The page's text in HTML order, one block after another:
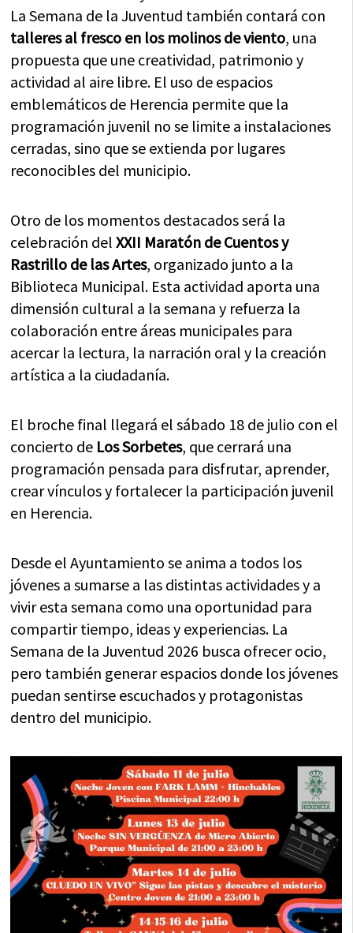
La Semana de la Juventud también contará con
talleres al fresco en los molinos de viento, una
propuesta que une creatividad, patrimonio y
actividad al aire libre. El uso de espacios
emblemáticos de Herencia permite que la
programación juvenil no se limite a instalaciones
cerradas, sino que se extienda por lugares
reconocibles del municipio.
Otro de los momentos destacados será la
celebración delXXII Maratón de Cuentos y
Rastrillo de las Artes, organizado junto a la
Biblioteca Municipal. Esta actividad aporta una
dimensión cultural a la semana y refuerza la
colaboración entre áreas municipales para
acercar la lectura, la narración oral y la creación
artística a la ciudadanía.
El broche final llegará el sábado 18 de julio con el
concierto de Los Sorbetes, que cerrará una
programación pensada para disfrutar, aprender,
crear vínculos y fortalecer la participación juvenil
en Herencia.
Desde el Ayuntamiento se anima a todos los
jóvenes a sumarse a las distintas actividades y a
vivir esta semana como una oportunidad para
compartir tiempo, ideas y experiencias. La
Semana de la Juventud 2026 busca ofrecer ocio,
pero también generar espacios donde los jóvenes
puedan sentirse escuchados y protagonistas
dentro del municipio.